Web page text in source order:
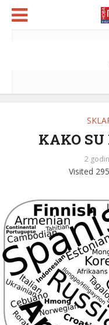
KAKO
2
Visited